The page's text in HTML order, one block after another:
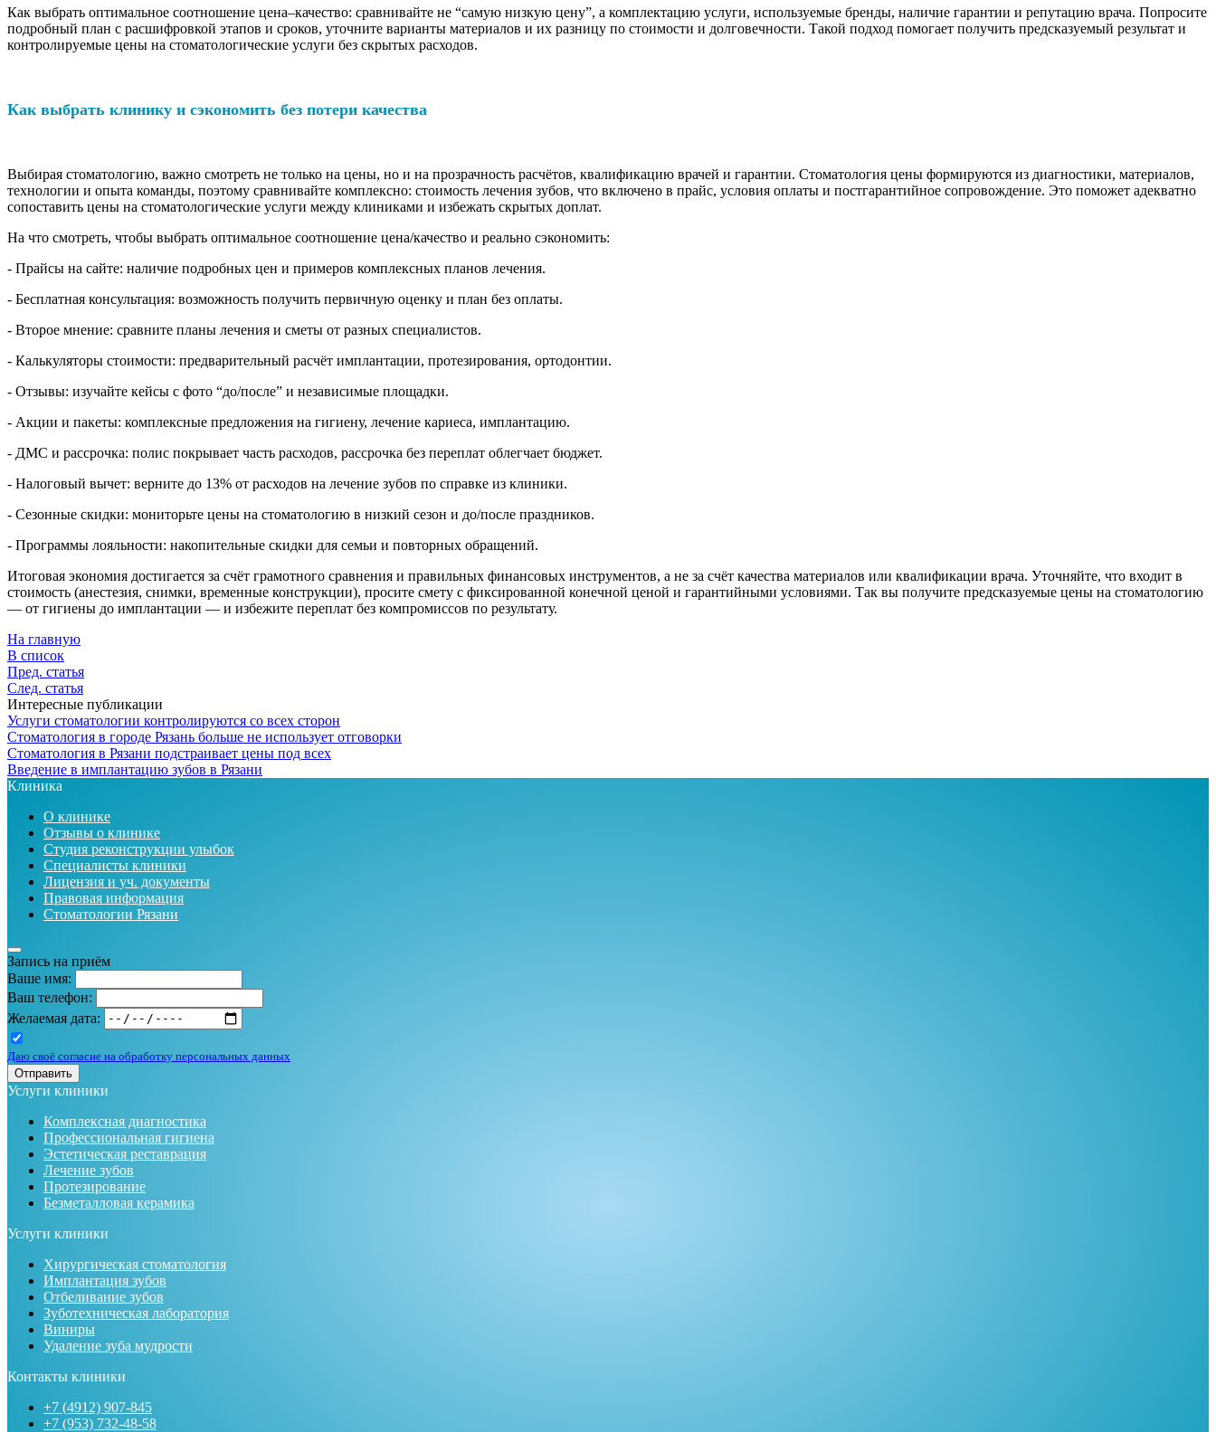
Как выбрать оптимальное соотношение цена–качество: сравнивайте не “самую низкую цену”, а комплектацию услуги, используемые бренды, наличие гарантии и репутацию врача. Попросите
подробный план с расшифровкой этапов и сроков, уточните варианты материалов и их разницу по стоимости и долговечности. Такой подход помогает получить предсказуемый результат и
контролируемые цены на стоматологические услуги без скрытых расходов.
Как выбрать клинику и сэкономить без потери качества
Выбирая стоматологию, важно смотреть не только на цены, но и на прозрачность расчётов, квалификацию врачей и гарантии. Стоматология цены формируются из диагностики, материалов,
технологии и опыта команды, поэтому сравнивайте комплексно: стоимость лечения зубов, что включено в прайс, условия оплаты и постгарантийное сопровождение. Это поможет адекватно
сопоставить цены на стоматологические услуги между клиниками и избежать скрытых доплат.
На что смотреть, чтобы выбрать оптимальное соотношение цена/качество и реально сэкономить:
- Прайсы на сайте: наличие подробных цен и примеров комплексных планов лечения.
- Бесплатная консультация: возможность получить первичную оценку и план без оплаты.
- Второе мнение: сравните планы лечения и сметы от разных специалистов.
- Калькуляторы стоимости: предварительный расчёт имплантации, протезирования, ортодонтии.
- Отзывы: изучайте кейсы с фото “до/после” и независимые площадки.
- Акции и пакеты: комплексные предложения на гигиену, лечение кариеса, имплантацию.
- ДМС и рассрочка: полис покрывает часть расходов, рассрочка без переплат облегчает бюджет.
- Налоговый вычет: верните до 13% от расходов на лечение зубов по справке из клиники.
- Сезонные скидки: мониторьте цены на стоматологию в низкий сезон и до/после праздников.
- Программы лояльности: накопительные скидки для семьи и повторных обращений.
Итоговая экономия достигается за счёт грамотного сравнения и правильных финансовых инструментов, а не за счёт качества материалов или квалификации врача. Уточняйте, что входит в
стоимость (анестезия, снимки, временные конструкции), просите смету с фиксированной конечной ценой и гарантийными условиями. Так вы получите предсказуемые цены на стоматологию
— от гигиены до имплантации — и избежите переплат без компромиссов по результату.
На главную
В список
Пред. статья
След. статья
Интересные публикации
Услуги стоматологии контролируются со всех сторон
Стоматология в городе Рязань больше не использует отговорки
Стоматология в Рязани подстраивает цены под всех
Введение в имплантацию зубов в Рязани
Клиника
О клинике
Отзывы о клинике
Студия реконструкции улыбок
Специалисты клиники
Лицензия и уч. документы
Правовая информация
Стоматологии Рязани
Запись на приём
Ваше имя:
Ваш телефон:
Желаемая дата:
Даю своё согласие на обработку персональных данных
Отправить
Услуги клиники
Комплексная диагностика
Профессиональная гигиена
Эстетическая реставрация
Лечение зубов
Протезирование
Безметалловая керамика
Услуги клиники
Хирургическая стоматология
Имплантация зубов
Отбеливание зубов
Зуботехническая лаборатория
Виниры
Удаление зуба мудрости
Контакты клиники
+7 (4912) 907-845
+7 (953) 732-48-58